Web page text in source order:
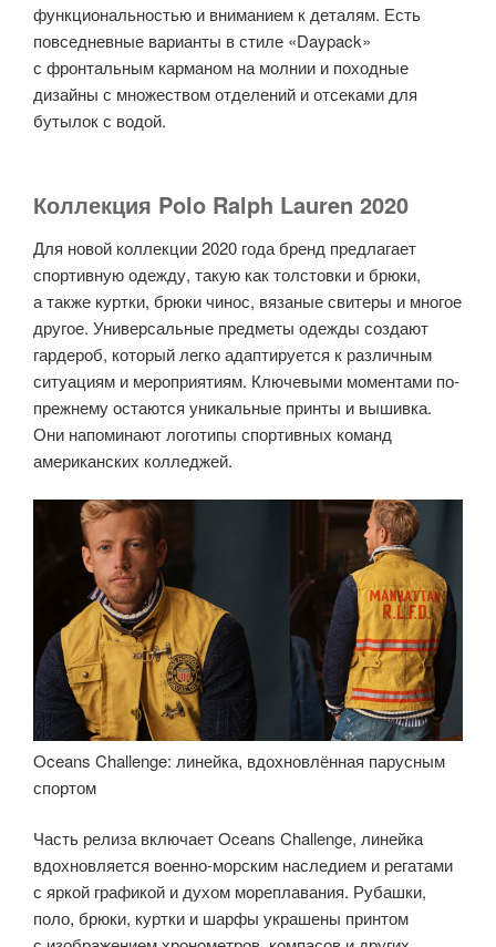
функциональностью и вниманием к деталям. Есть
повседневные варианты в стиле «Daypack»
с фронтальным карманом на молнии и походные
дизайны с множеством отделений и отсеками для
бутылок с водой.
Коллекция Polo Ralph Lauren 2020
Для новой коллекции 2020 года бренд предлагает
спортивную одежду, такую как толстовки и брюки,
а также куртки, брюки чинос, вязаные свитеры и многое
другое. Универсальные предметы одежды создают
гардероб, который легко адаптируется к различным
ситуациям и мероприятиям. Ключевыми моментами по-
прежнему остаются уникальные принты и вышивка.
Они напоминают логотипы спортивных команд
американских колледжей.
Oceans Challenge: линейка, вдохновлённая парусным
спортом
Часть релиза включает Oceans Challenge, линейка
вдохновляется военно-морским наследием и регатами
с яркой графикой и духом мореплавания. Рубашки,
поло, брюки, куртки и шарфы украшены принтом